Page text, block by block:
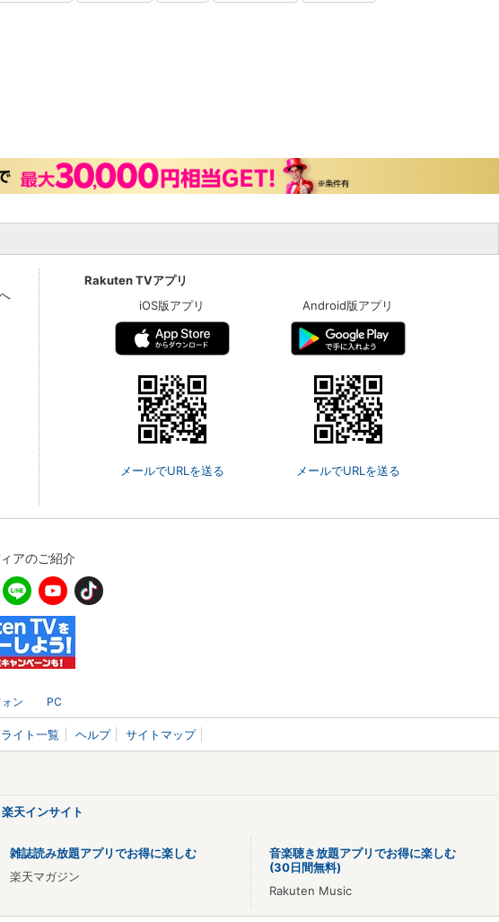
Rakuten TVアプリ
iOS版アプリ
メールでURLを送る
Android版アプリ
メールでURLを送る
アのご紹介
ン PC
イト一覧 ヘルプ サイトマップ
天インサイト
雑誌読み放題アプリでお得に楽しむ
楽天マガジン
音楽聴き放題アプリでお得に楽しむ
(30日間無料)
Rakuten Music